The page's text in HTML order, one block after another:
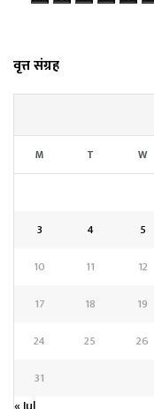
वृत्त संग्रह
M T W
3
4 5
10
11 12
17
18 19
24
25 26
31